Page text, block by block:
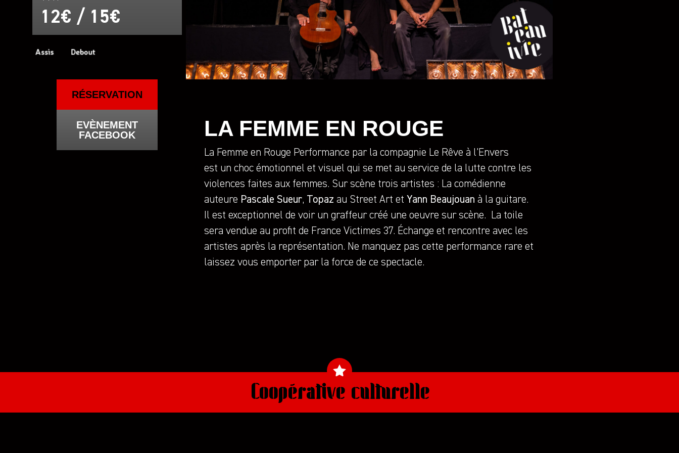
12€ / 15€
RÉSERVATION
EVÈNEMENT
FACEBOOK
LA FEMME EN ROUGE
La Femme en Rouge Performance par la compagnie Le Rêve à l’Envers
est un choc émotionnel et visuel qui se met au service de la lutte contre les
violences faites aux femmes. Sur scène trois artistes : La comédienne
auteure Pascale Sueur, Topaz au Street Art et Yann Beaujouan à la guitare.
Il est exceptionnel de voir un graffeur créé une oeuvre sur scène. La toile
sera vendue au profit de France Victimes 37. Échange et rencontre avec les
artistes après la représentation. Ne manquez pas cette performance rare et
laissez vous emporter par la force de ce spectacle.
Coopérative culturelle